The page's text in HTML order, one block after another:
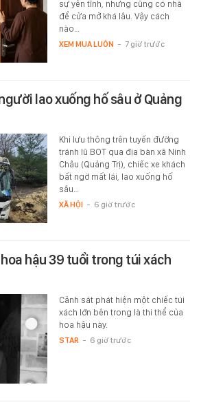
sự yên tĩnh, nhưng cũng có nhà
để cửa mở khá lâu. Vậy cách
nào…
XEM MUA LUÔN - 7 giờ trước
lao xuống hố sâu ở Quảng
Khi lưu thông trên tuyến đường
tránh lũ BOT qua địa bàn xã Ninh
Châu (Quảng Trị), chiếc xe khách
bất ngờ mất lái, lao xuống hố
sâu…
XÃ HỘI - 6 giờ trước
hậu 39 tuổi trong túi xách
Cảnh sát phát hiện một chiếc túi
xách lớn bên trong là thi thể của
hoa hậu này.
STAR - 6 giờ trước